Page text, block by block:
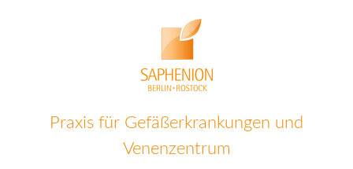
Praxis für Gefäßerkrankungen und
Venenzentrum